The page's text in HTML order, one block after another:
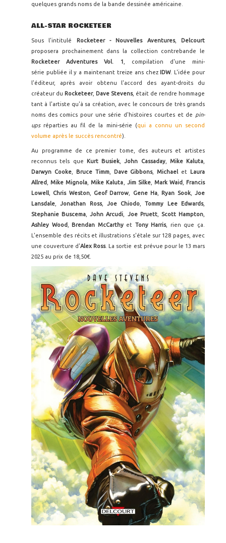
quelques grands noms de la bande dessinée américaine.
ALL-STAR ROCKETEER
Sous l'intitulé Rocketeer - Nouvelles Aventures,
Delcourt
proposera prochainement dans la collection contrebande le
Rocketeer Adventures Vol. 1
, compilation d'une mini-
série publiée il y a maintenant treize ans chez IDW. L'idée pour
l'éditeur, après avoir obtenu l'accord des ayant-droits du
créateur du Rocketeer, Dave Stevens, était de rendre hommage
tant à l'artiste qu'à sa création, avec le concours de très grands
noms des comics pour une série d'histoires courtes et de pin-
upsréparties au fil de la mini-série (qui a connu un second
volume après le succès rencontré).
Au programme de ce premier tome, des auteurs et artistes
reconnus tels que
Kurt Busiek ,John Cassaday, Mike Kaluta
Darwyn Cooke, Bruce Timm, Dave Gibbons,Michael et
Laura
Allred
,Mike Mignola ,Mike Kaluta Jim Silke, Mark Waid
Francis
Lowell
Chris Weston, Geof Darrow Gene Ha Ryan Sook,Joe
Lansdale ,Jonathan Ross, Joe Chiodo ,Tommy Lee Edwards,
Stephanie Buscema ,John Arcudi Joe Pruett, Scott Hampton
Ashley Wood
Brendan McCarthy et Tony Harris, rien que ça.
L'ensemble des récits et illustrations s'étale sur 128 pages, avec
une couverture d'Alex Ross. La sortie est prévue pour le 13 mars
2025 au prix de 18,50€.